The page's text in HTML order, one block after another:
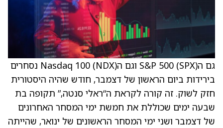
גם הS&P 500 (SPX) וגם הNasdaq 100 (NDX) נסחרים
בירידות ביום הראשון של דצמבר, חודש שהיה היסטורית
חזק לשוק. זה קורה לקראת ה“ראלי סנטה,” תקופה בת
שבעה ימים שכוללת את חמשת ימי המסחר האחרונים
של דצמבר ושני ימי המסחר הראשונים של ינואר, שהייתה